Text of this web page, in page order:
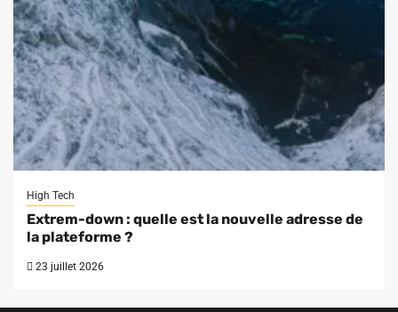
High Tech
Extrem-down : quelle est la nouvelle adresse de
la plateforme ?
23 juillet 2026